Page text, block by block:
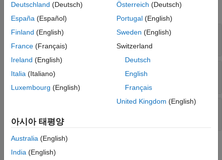
expand all
entityType
Entity type
character vector
capacity
double
Sorting order
character vector
Output Arguments
Deutschland (Deutsch)
España (Español)
Finland (English)
France (Français)
Ireland (English)
Italia (Italiano)
Luxembourg (English)
Österreich (Deutsch)
Portugal(English)
Sweden (English)
Switzerland
Deutsch
English
Français
United Kingdom (English)
아시아 태평양
Australia (English)
India (English)